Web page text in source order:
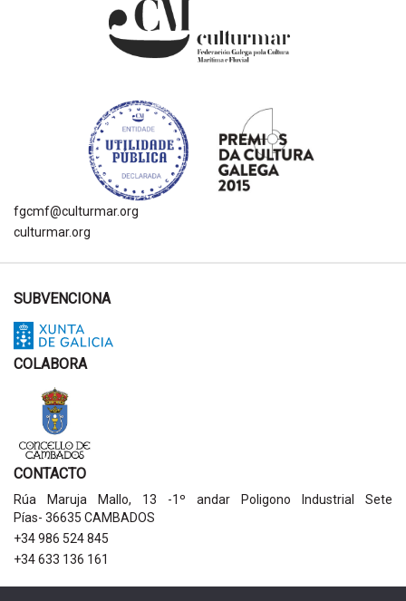
fgcmf@culturmar.org
culturmar.org
SUBVENCIONA
COLABORA
CONTACTO
Rúa Maruja Mallo, 13 -1º andar Poligono Industrial Sete
Pías- 36635 CAMBADOS
+34 986 524 845
+34 633 136 161